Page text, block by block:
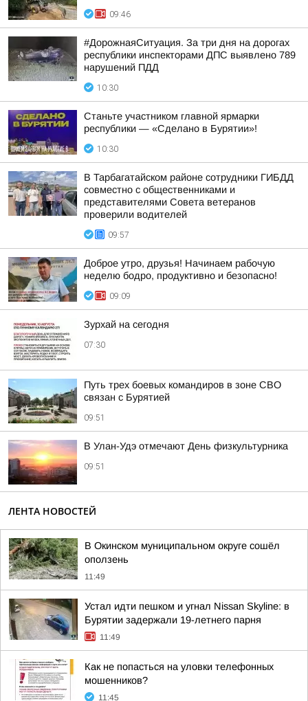
09:46
#ДорожнаяСитуация. За три дня на дорогах
республики инспекторами ДПС выявлено 789
нарушений ПДД
10:30
Станьте участником главной ярмарки
республики — «Сделано в Бурятии»!
10:30
В Тарбагатайском районе сотрудники ГИБДД
совместно с общественниками и
представителями Совета ветеранов
проверили водителей
09:57
Доброе утро, друзья! Начинаем рабочую
неделю бодро, продуктивно и безопасно!
09:09
Зурхай на сегодня
07:30
Путь трех боевых командиров в зоне СВО
связан с Бурятией
09:51
В Улан-Удэ отмечают День физкультурника
09:51
ЛЕНТА НОВОСТЕЙ
В Окинском муниципальном округе сошёл
оползень
11:49
Устал идти пешком и угнал Nissan Skyline: в
Бурятии задержали 19-летнего парня
11:49
Как не попасться на уловки телефонных
мошенников?
11:45